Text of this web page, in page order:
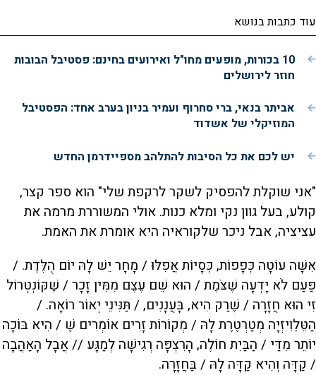
עוד כתבות בנושא
10 בכורות, מופעים מחו"ל ואירועים בחינם: פסטיבל הבובות
חוזר לירושלים
אביתר בנאי, ברי סחרוף ועמיר בניון בערב אחד: הפסטיבל
המוזיקלי של אשדוד
יש לכם את כל הסיבות להתלהב מספיידרמן החדש
"אני שוקלת להפסיק לשקר לרקפת שלי" הוא ספר קצר,
קולע, בעל גוון נקי ומלא כנות. אולי המשוררת מרמה את
עציציה, אבל ניכר שלקוראיה היא אומרת את האמת.
אִשָּׁה עוֹטָה כְּפָפוֹת, כְּסָיוֹת אֲפִלּוּ / מָחָר יֵשׁ לָהּ יוֹם הֻלֶּדֶת. /
פַּעַם לֹא יָדְעָה שֶׁצֹּמֶת / הוּא שֵׁם עֶצֶם מִמִּין זָכָר / שֶׁקּוֹנְטְרוֹל
זִי הוּא חֲזָרָה / שֶׁרַק הִיא, בָּעֲנָנִים, / תַּנִּינֵי יְאוֹר רוֹאָה. /
הַטֵּלֵוִיזְיָה מְטַרְטֶרֶת לָהּ / מְקוֹרוֹת זָרִים אוֹמְרִים שֶׁ / הִיא בּוֹכָה
יוֹתֵר מִדַּי / הַבַּיִת חוֹלֶה, הָרִצְפָּה רְגִישָׁה לְמַגָּע // אֲבָל הָאַהֲבָה
/ קַדָּה וְהִיא קַדָּה לָהּ / בַּחֲזָרָה.